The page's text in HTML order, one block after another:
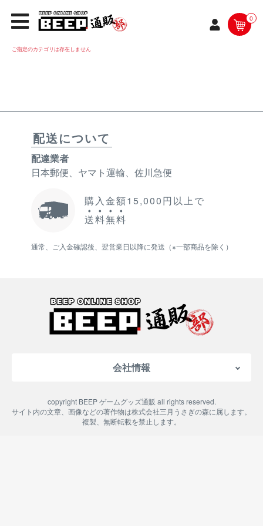
0
ご指定のカテゴリは存在しません
配送について
配達業者
日本郵便、ヤマト運輸、佐川急便
購入金額15,000円以上で
送料無料
通常、ご入金確認後、翌営業日以降に発送（※一部商品を除く）
会社情報
特定商取引法に基づく表記
copyright BEEP ゲームグッズ通販 all rights reserved.
サイト内の文章、画像などの著作物は株式会社三月うさぎの森に属します。
複製、無断転載を禁止します。